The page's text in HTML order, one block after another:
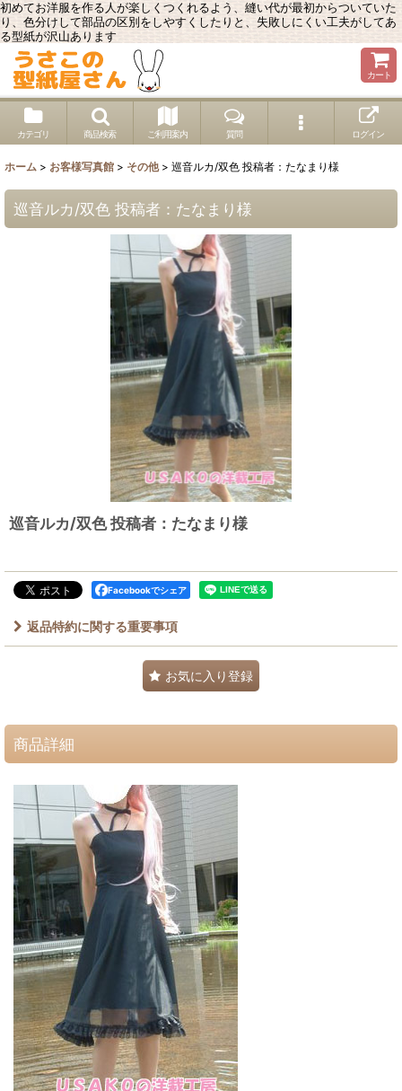
初めてお洋服を作る人が楽しくつくれるよう、縫い代が最初からついていた
り、色分けして部品の区別をしやすくしたりと、失敗しにくい工夫がしてあ
る型紙が沢山あります
カート
カテゴリ 商品検索 ご利用案内 質問 ログイン
ホーム > お客様写真館 > その他 > 巡音ルカ/双色 投稿者：たなまり様
巡音ルカ/双色 投稿者：たなまり様
巡音ルカ/双色 投稿者：たなまり様
Facebookでシェア
返品特約に関する重要事項
お気に入り登録
商品詳細